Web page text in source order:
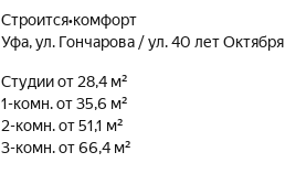
Строится•комфорт
Уфа, ул. Гончарова / ул. 40 лет Октября
Студии от 28,4 м²
1-комн. от 35,6 м²
2-комн. от 51,1 м²
3-комн. от 66,4 м²